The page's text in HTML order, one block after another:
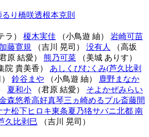
り 橋咲透根本克則
ラ） 榎木実佳 （小鳥遊 紬） 岩崎可苗
加藤寛規 （吉川 晃司） 没有人
（高坂
原 結愛） 熊乃可菜 （美城 ありす）
院 貴美香） あしくびむくみ(芦久比剥
鈴谷まや （小鳥遊 紬）
鹿野まなか
夏和小 （君原 結愛） そよかぜみらい
森悠希高好真琴三ヵ崎めるプル斎藤間
ナ松下ヒロキ東条夏乃狢サバニ北都 南
久比剥巳 （吉川 晃司）